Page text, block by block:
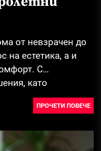
от невзрачен до
на естетика, а и
С
като
ПРОЧЕТИ ПОВЕЧЕ